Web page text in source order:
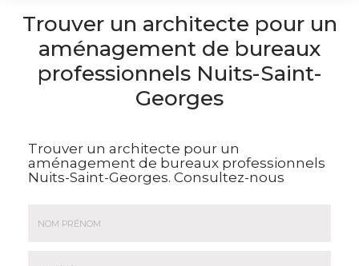
Trouver un architecte pour un
aménagement de bureaux
professionnels Nuits-Saint-
Georges
Trouver un architecte pour un
aménagement de bureaux professionnels
Nuits-Saint-Georges. Consultez-nous